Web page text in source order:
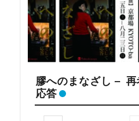
膠へのまなざし – 再
応答